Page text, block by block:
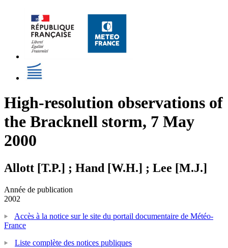
High-resolution observations of
the Bracknell storm, 7 May
2000
Allott [T.P.] ; Hand [W.H.] ; Lee [M.J.]
Année de publication
2002
Accès à la notice sur le site du portail documentaire de Météo-
France
Liste complète des notices publiques